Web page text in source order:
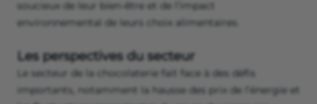
soucieux de leur bien-être et de l’impact
environnemental de leurs choix alimentaires.
Les perspectives du secteur
Le secteur de la chocolaterie fait face à des défis
importants, notamment la hausse des prix de l’énergie et